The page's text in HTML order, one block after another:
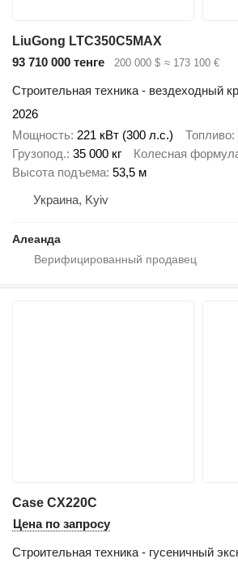
LiuGong LTC350C5MAX
93 710 000 тенге
200 000 $ ≈ 173 100 €
Строительная техника - вездеходный
2026
Мощность 221 кВт (300 л.с.) Топливо
Грузопод. 35 000 кг Колесная
Высота подъема 53,5 м
Украина, Kyiv
Алеанда
Case CX220C
Цена по запросу
Строительная техника - гусеничный